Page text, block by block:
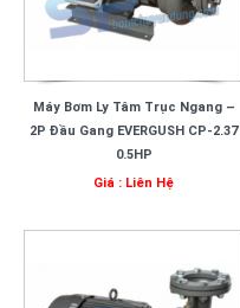
Máy Bơm Ly Tâm Trục Ngang –
2P Đầu Gang EVERGUSH CP-2.37
0.5HP
Giá : Liên Hệ